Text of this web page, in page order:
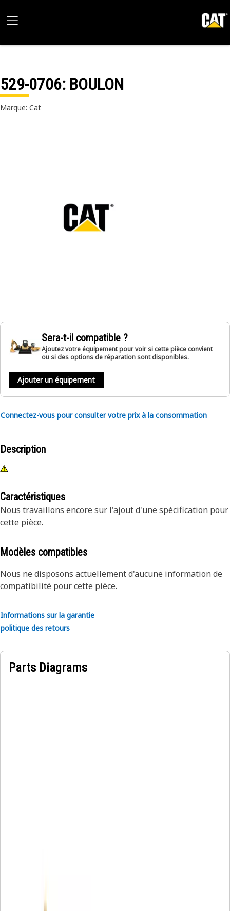
529-0706: BOULON
Marque: Cat
Sera-t-il compatible ?
Ajoutez votre équipement pour voir si cette pièce convient
ou si des options de réparation sont disponibles.
Ajouter un équipement
Connectez-vous pour consulter votre prix à la consommation
Description
Caractéristiques
Nous travaillons encore sur l'ajout d'une spécification pour
cette pièce.
Modèles compatibles
Nous ne disposons actuellement d'aucune information de
compatibilité pour cette pièce.
Informations sur la garantie
politique des retours
Parts Diagrams